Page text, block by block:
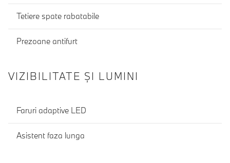
Tetiere spate rabatabile
Prezoane antifurt
VIZIBILITATE ȘI LUMINI
Faruri adaptive LED
Asistent faza lunga